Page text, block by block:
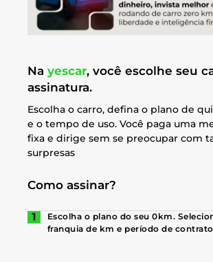
Na yescar, você escolhe seu
assinatura.
Escolha o carro, defina o plano de
e o tempo de uso. Você paga uma
fixa e dirige sem se preocupar com
surpresas
Como assinar?
Escolha o plano do seu 0km.
franquia de km e período de